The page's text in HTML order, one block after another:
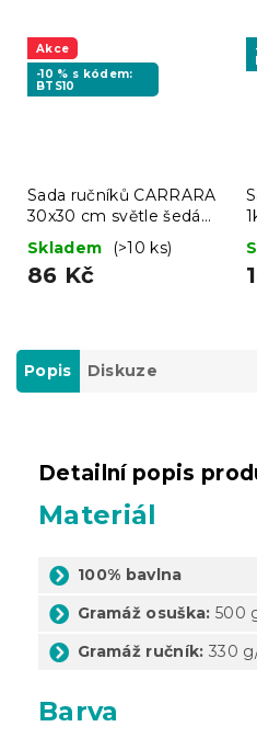
Akce
-10 % s kódem:
BTS10
Sada ručníků CARRARA
30x30 cm světle šedá
100% bavlna, 3 ks
Skladem (>10 ks)
86 Kč
Popis Diskuze
Detailní popis
Materiál
100% bavlna
Gramáž osuška: 500
Gramáž ručník: 330
Barva